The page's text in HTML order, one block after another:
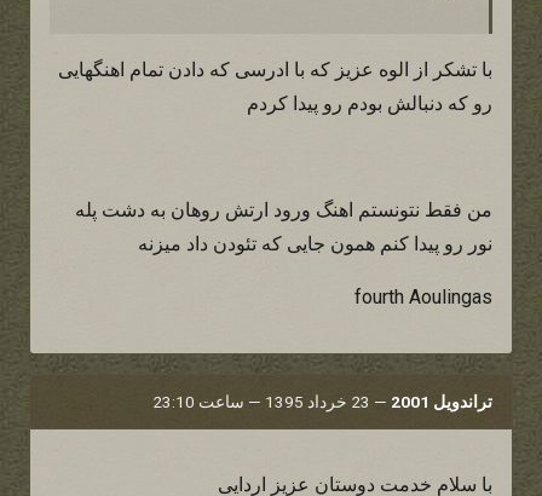
با تشکر از الوه عزیز که با ادرسی که دادن تمام اهنگهایی
رو که دنبالش بودم رو پیدا کردم
من فقط نتونستم اهنگ ورود ارتش روهان به دشت پله
نور رو پیدا کنم همون جایی که تئودن داد میزنه
fourth Aoulingas
تراندویل 2001 — 23 خرداد 1395 — ساعت 23:10
با سلام خدمت دوستان عزیز اردایی